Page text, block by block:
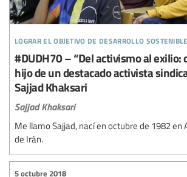
lograr el objetivo de desarrollo
#DUDH70 – “Del activismo al exilio:
hijo de un destacado activista
Sajjad Khaksari
Sajjad Khaksari
Me llamo Sajjad, nací en octubre de 1982 en
de Irán.
5 octubre 2018